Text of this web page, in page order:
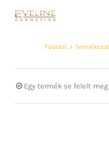
Főoldal >
Egy termék se felelt